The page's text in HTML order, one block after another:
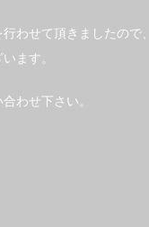
わせて頂きましたので、
ます。
わせ下さい。